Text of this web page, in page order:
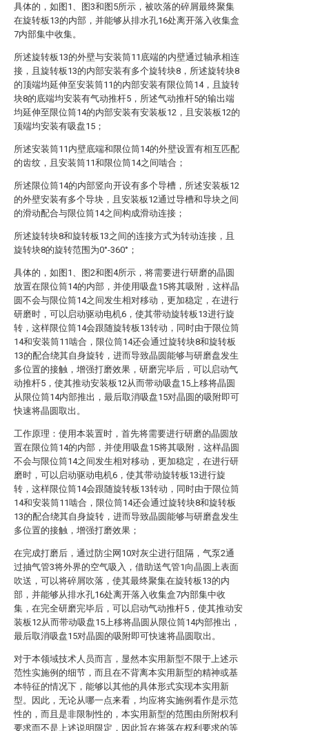
具体的，如图1、图3和图5所示，被吹落的碎屑最终聚集
在旋转板13的内部，并能够从排水孔16处离开落入收集盒
7内部集中收集。
所述旋转板13的外壁与安装筒11底端的内壁通过轴承相连
接，且旋转板13的内部安装有多个旋转块8，所述旋转块8
的顶端均延伸至安装筒11的内部安装有限位筒14，且旋转
块8的底端均安装有气动推杆5，所述气动推杆5的输出端
均延伸至限位筒14的内部安装有安装板12，且安装板12的
顶端均安装有吸盘15；
所述安装筒11内壁底端和限位筒14的外壁设置有相互匹配
的齿纹，且安装筒11和限位筒14之间啮合；
所述限位筒14的内部竖向开设有多个导槽，所述安装板12
的外壁安装有多个导块，且安装板12通过导槽和导块之间
的滑动配合与限位筒14之间构成滑动连接；
所述旋转块8和旋转板13之间的连接方式为转动连接，且
旋转块8的旋转范围为0°-360°；
具体的，如图1、图2和图4所示，将需要进行研磨的晶圆
放置在限位筒14的内部，并使用吸盘15将其吸附，这样晶
圆不会与限位筒14之间发生相对移动，更加稳定，在进行
研磨时，可以启动驱动电机6，使其带动旋转板13进行旋
转，这样限位筒14会跟随旋转板13转动，同时由于限位筒
14和安装筒11啮合，限位筒14还会通过旋转块8和旋转板
13的配合绕其自身旋转，进而导致晶圆能够与研磨盘发生
多位置的接触，增强打磨效果，研磨完毕后，可以启动气
动推杆5，使其推动安装板12从而带动吸盘15上移将晶圆
从限位筒14内部推出，最后取消吸盘15对晶圆的吸附即可
快速将晶圆取出。
工作原理：使用本装置时，首先将需要进行研磨的晶圆放
置在限位筒14的内部，并使用吸盘15将其吸附，这样晶圆
不会与限位筒14之间发生相对移动，更加稳定，在进行研
磨时，可以启动驱动电机6，使其带动旋转板13进行旋
转，这样限位筒14会跟随旋转板13转动，同时由于限位筒
14和安装筒11啮合，限位筒14还会通过旋转块8和旋转板
13的配合绕其自身旋转，进而导致晶圆能够与研磨盘发生
多位置的接触，增强打磨效果；
在完成打磨后，通过防尘网10对灰尘进行阻隔，气泵2通
过抽气管3将外界的空气吸入，借助送气管1向晶圆上表面
吹送，可以将碎屑吹落，使其最终聚集在旋转板13的内
部，并能够从排水孔16处离开落入收集盒7内部集中收
集，在完全研磨完毕后，可以启动气动推杆5，使其推动安
装板12从而带动吸盘15上移将晶圆从限位筒14内部推出，
最后取消吸盘15对晶圆的吸附即可快速将晶圆取出。
对于本领域技术人员而言，显然本实用新型不限于上述示
范性实施例的细节，而且在不背离本实用新型的精神或基
本特征的情况下，能够以其他的具体形式实现本实用新
型。因此，无论从哪一点来看，均应将实施例看作是示范
性的，而且是非限制性的，本实用新型的范围由所附权利
要求而不是上述说明限定，因此旨在将落在权利要求的等